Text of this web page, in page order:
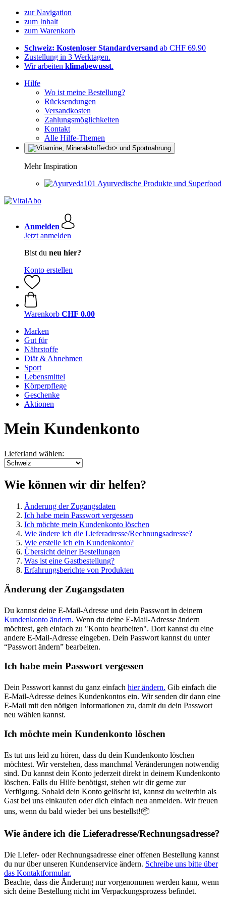
zur Navigation
zum Inhalt
zum Warenkorb
Schweiz: Kostenloser Standardversand ab CHF 69.90
Zustellung in 3 Werktagen.
Wir arbeiten klimabewusst.
Hilfe
Wo ist meine Bestellung?
Rücksendungen
Versandkosten
Zahlungsmöglichkeiten
Kontakt
Alle Hilfe-Themen
Mehr Inspiration
Ayurvedische Produkte und Superfood
Anmelden
Jetzt anmelden
Bist du neu hier?
Konto erstellen
Warenkorb CHF 0.00
Marken
Gut für
Nährstoffe
Diät & Abnehmen
Sport
Lebensmittel
Körperpflege
Geschenke
Aktionen
Mein Kundenkonto
Lieferland wählen:
Wie können wir dir helfen?
Änderung der Zugangsdaten
Ich habe mein Passwort vergessen
Ich möchte mein Kundenkonto löschen
Wie ändere ich die Lieferadresse/Rechnungsadresse?
Wie erstelle ich ein Kundenkonto?
Übersicht deiner Bestellungen
Was ist eine Gastbestellung?
Erfahrungsberichte von Produkten
Änderung der Zugangsdaten
Du kannst deine E-Mail-Adresse und dein Passwort in deinem
Kundenkonto ändern. Wenn du deine E-Mail-Adresse ändern
möchtest, geh einfach zu "Konto bearbeiten". Dort kannst du eine
andere E-Mail-Adresse eingeben. Dein Passwort kannst du unter
“Passwort ändern” bearbeiten.
Ich habe mein Passwort vergessen
Dein Passwort kannst du ganz einfach hier ändern. Gib einfach die
E-Mail-Adresse deines Kundenkontos ein. Wir senden dir dann eine
E-Mail mit den nötigen Informationen zu, damit du dein Passwort
neu wählen kannst.
Ich möchte mein Kundenkonto löschen
Es tut uns leid zu hören, dass du dein Kundenkonto löschen
möchtest. Wir verstehen, dass manchmal Veränderungen notwendig
sind. Du kannst dein Konto jederzeit direkt in deinem Kundenkonto
löschen. Falls du Hilfe benötigst, stehen wir dir gerne zur
Verfügung. Sobald dein Konto gelöscht ist, kannst du weiterhin als
Gast bei uns einkaufen oder dich einfach neu anmelden. Wir freuen
uns, wenn du bald wieder bei uns bestellst!📦
Wie ändere ich die Lieferadresse/Rechnungsadresse?
Die Liefer- oder Rechnungsadresse einer offenen Bestellung kannst
du nur über unseren Kundenservice ändern. Schreibe uns bitte über
das Kontaktformular.
Beachte, dass die Änderung nur vorgenommen werden kann, wenn
sich deine Bestellung nicht im Verpackungsprozess befindet.